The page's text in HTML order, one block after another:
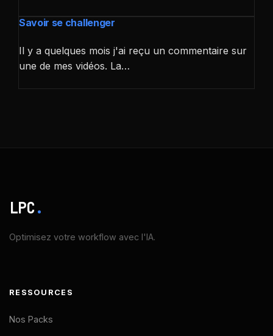
Savoir se challenger
Il y a quelques mois j'ai reçu un commentaire sur
une de mes vidéos. La…
LPC.
Optimisez votre workflow avec l'IA.
RESSOURCES
Nos Packs